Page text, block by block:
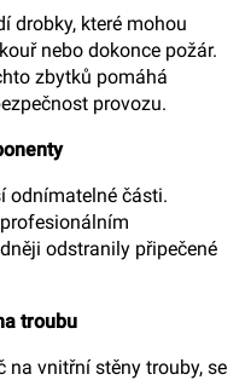
drobky, které mohou
nebo dokonce požár.
zbytků pomáhá
provozu.
odnímatelné části.
odstranily připečené
troubu
vnitřní stěny trouby, se